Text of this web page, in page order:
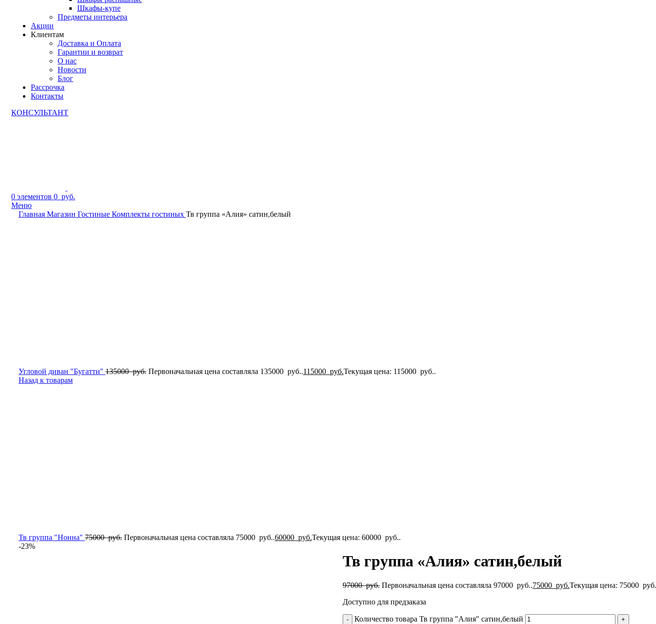
Шкафы-купе
Предметы интерьера
Акции
Клиентам
Доставка и Оплата
Гарантии и возврат
О нас
Новости
Блог
Рассрочка
Контакты
КОНСУЛЬТАНТ
0 элементов 0 руб.
Меню
Главная Магазин Гостиные Комплекты гостиных Тв группа «Алия» сатин,белый
Угловой диван "Бугатти" 135000руб. Первоначальная цена составляла 135000 руб..115000 руб.Текущая цена: 115000 руб..
Назад к товарам
Тв группа "Нонна" 75000руб. Первоначальная цена составляла 75000 руб..60000 руб.Текущая цена: 60000 руб..
-23%
Тв группа «Алия» сатин,белый
97000руб. Первоначальная цена составляла 97000 руб..75000 руб.Текущая цена: 75000
Доступно для предзаказа
Количество товара Тв группа "Алия" сатин,белый